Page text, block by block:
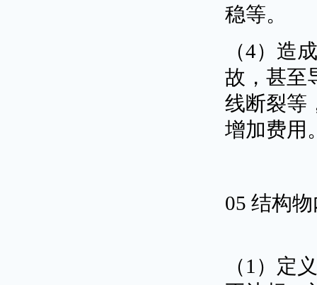
稳等。
（4）造
故，甚至
线断裂等
增加费用
05 结构
（1）定